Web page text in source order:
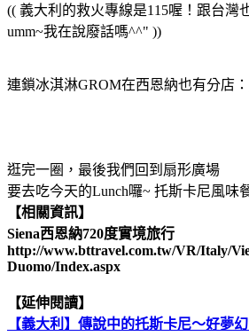
(( 義大利的救火專線是115喔！跟台灣
umm~我在說廢話嗎^^" ))
連鎖冰淇淋GROM在西恩納也有分店
逛完一圈，最後我們回到扇形廣場
要去吃今天的Lunch囉~ 托斯卡尼風味
【相關資訊】
Siena西恩納720度實境旅行
http://www.bttravel.com.tw/VR/Italy/
Duomo/Index.aspx
【延伸閱讀】
【義大利】傳說中的托斯卡尼～好夢